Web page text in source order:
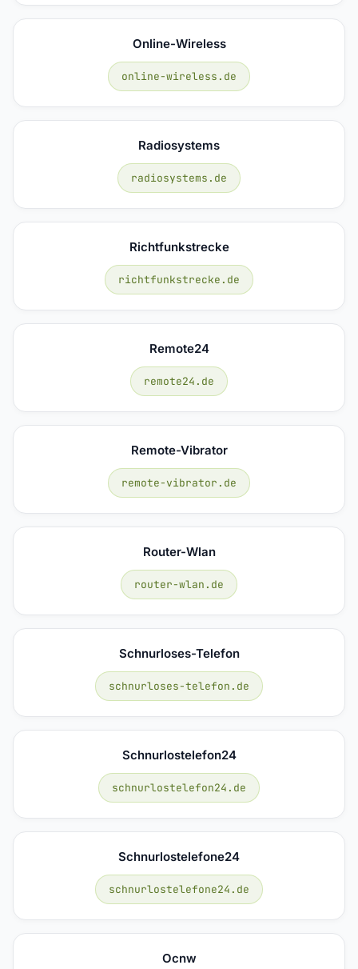
Online-Wireless
online-wireless.de
Radiosystems
radiosystems.de
Richtfunkstrecke
richtfunkstrecke.de
Remote24
remote24.de
Remote-Vibrator
remote-vibrator.de
Router-Wlan
router-wlan.de
Schnurloses-Telefon
schnurloses-telefon.de
Schnurlostelefon24
schnurlostelefon24.de
Schnurlostelefone24
schnurlostelefone24.de
Ocnw